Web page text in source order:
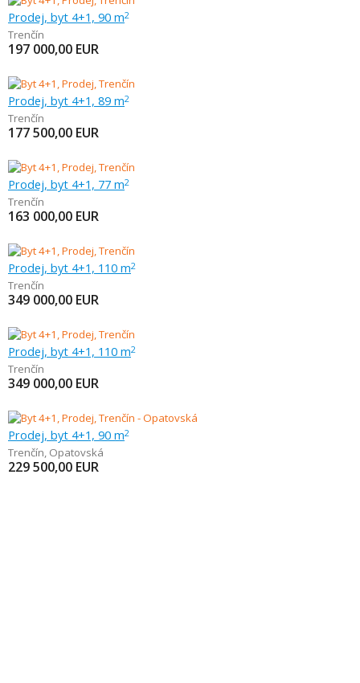
Prodej, byt 4+1, 90 m2
Trenčín
197 000,00 EUR
Prodej, byt 4+1, 89 m2
Trenčín
177 500,00 EUR
Prodej, byt 4+1, 77 m2
Trenčín
163 000,00 EUR
Prodej, byt 4+1, 110 m2
Trenčín
349 000,00 EUR
Prodej, byt 4+1, 110 m2
Trenčín
349 000,00 EUR
Prodej, byt 4+1, 90 m2
Trenčín, Opatovská
229 500,00 EUR